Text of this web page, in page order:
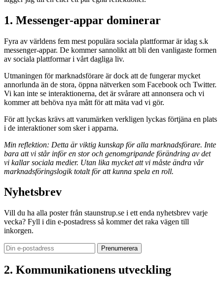
1. Messenger-appar dominerar
Fyra av världens fem mest populära sociala plattformar är idag s.k
messenger-appar. De kommer sannolikt att bli den vanligaste formen
av sociala plattformar i vårt dagliga liv.
Utmaningen för marknadsförare är dock att de fungerar mycket
annorlunda än de stora, öppna nätverken som Facebook och Twitter.
Vi kan inte se interaktionerna, det är svårare att annonsera och vi
kommer att behöva nya mått för att mäta vad vi gör.
För att lyckas krävs att varumärken verkligen lyckas förtjäna en plats
i de interaktioner som sker i apparna.
Min reflektion: Detta är viktig kunskap för alla marknadsförare. Inte
bara att vi står inför en stor och genomgripande förändring av det
vi kallar sociala medier. Utan lika mycket att vi måste ändra vår
marknadsföringslogik totalt för att kunna spela en roll.
Nyhetsbrev
Vill du ha alla poster från staunstrup.se i ett enda nyhetsbrev varje
vecka? Fyll i din e-postadress så kommer det raka vägen till
inkorgen.
2. Kommunikationens utveckling